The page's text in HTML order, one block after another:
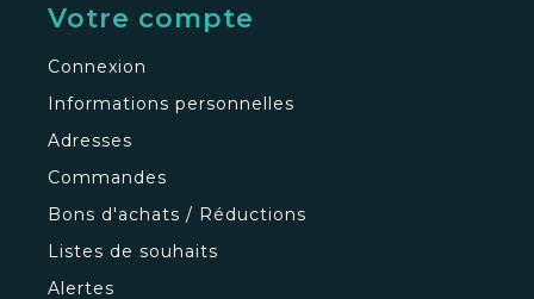
Votre compte
Connexion
Informations personnelles
Adresses
Commandes
Bons d'achats / Réductions
Listes de souhaits
Alertes